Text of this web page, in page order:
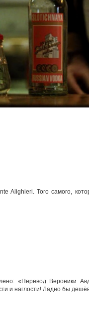
Alighieri. Того самого,
«Перевод Вероники
и наглости! Ладно бы